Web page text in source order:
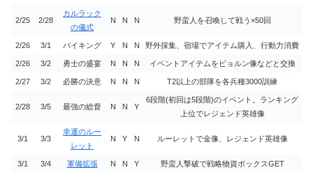
2/25 2/28
カルラック
の儀式
N N N 野蛮人を召喚して戦う×50回
2/26 3/1 バイキング Y N N 野外採集、宿場でアイテム購入、行動力消費
2/26 3/2 勇士の盛宴 N N N イベントアイテムをビョルン像などと交換
2/27 3/2 必勝の決意 N N N T2以上の部隊を各兵種3000訓練
2/28 3/5 最強の総督 N N Y
6段階(初回は5段階)のイベント。ランキング
上位でレジェンド英雄像
3/1 3/3
幸運のルー
レット
N Y N ルーレットで金像、レジェンド英雄像
3/1 3/4 軍備拡張 N N Y 野蛮人撃破で戦略物資ボックスGET